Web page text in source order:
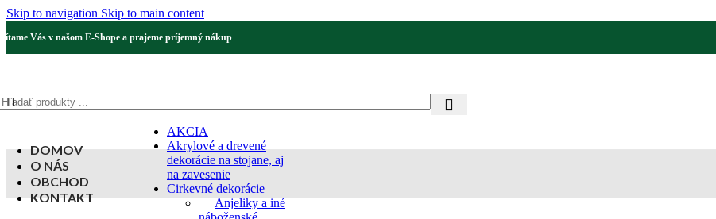
Skip to navigation Skip to main content
Vás v našom E-Shope a prajeme príjemný nákup
AKCIA
Akrylové a drevené
dekorácie na stojane, aj
na zavesenie
Cirkevné dekorácie
Anjeliky a iné
DOMOV
O NÁS
OBCHOD
KONTAKT